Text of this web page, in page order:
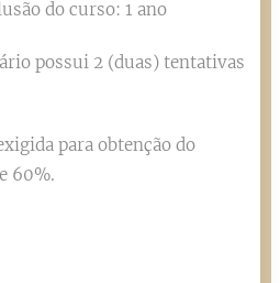
do curso: 1 ano
possui 2 (duas) tentativas
para obtenção do
60%.